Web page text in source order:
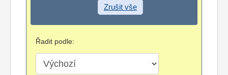
Zrušit vše
Řadit podle: